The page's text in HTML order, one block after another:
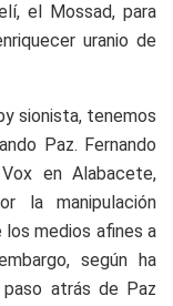
el Mossad, para
uranio de
sionista, tenemos
Paz. Fernando
en Alabacete,
la manipulación
medios afines a
según ha
atrás de Paz